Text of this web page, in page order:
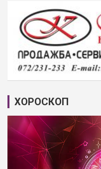
ХОРОСКОП